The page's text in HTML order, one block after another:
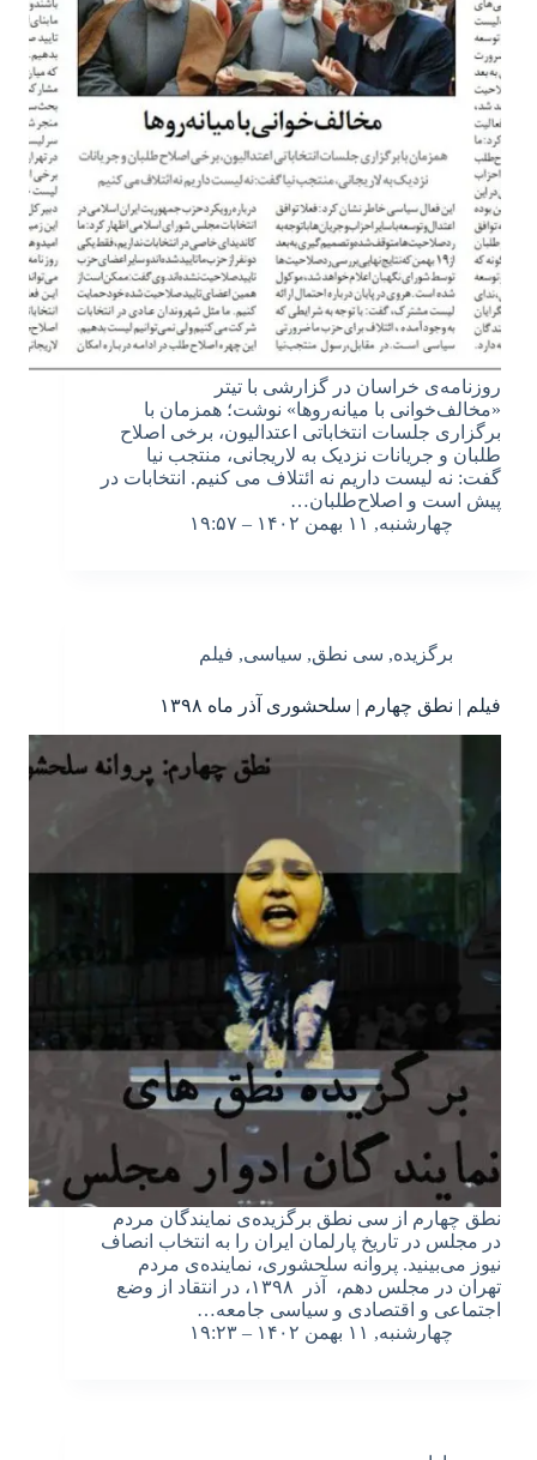
روزنامه‌ی خراسان در گزارشی با تیتر
«مخالف‌خوانی با میانه‌روها» نوشت؛ همزمان با
برگزاری جلسات انتخاباتی اعتدالیون، برخی اصلاح
طلبان و جریانات نزدیک به لاریجانی، منتجب نیا
گفت: نه لیست داریم نه ائتلاف می کنیم. انتخابات در
پیش است و اصلاح‌طلبان…
چهارشنبه, ۱۱ بهمن ۱۴۰۲ – ۱۹:۵۷
برگزیده, سی نطق, سیاسی, فیلم
فیلم | نطق چهارم | سلحشوری آذر ماه ۱۳۹۸
نطق چهارم از سی نطق برگزیده‌ی نمایندگان مردم
در مجلس در تاریخ پارلمان ایران را به انتخاب انصاف
نیوز می‌بینید. پروانه سلحشوری، نماینده‌ی مردم
تهران در مجلس دهم، آذر ۱۳۹۸، در انتقاد از وضع
اجتماعی و اقتصادی و سیاسی جامعه…
چهارشنبه, ۱۱ بهمن ۱۴۰۲ – ۱۹:۲۳